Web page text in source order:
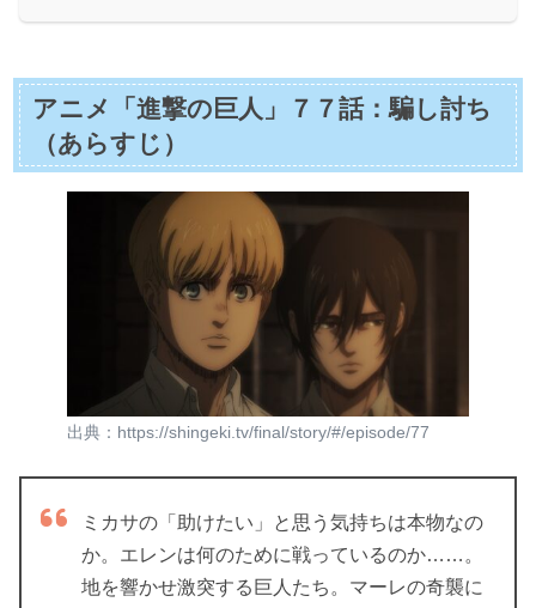
アニメ「進撃の巨人」７７話：騙し討ち
（あらすじ）
出典：https://shingeki.tv/final/story/#/episode/77
ミカサの「助けたい」と思う気持ちは本物なの
か。エレンは何のために戦っているのか……。
地を響かせ激突する巨人たち。マーレの奇襲に